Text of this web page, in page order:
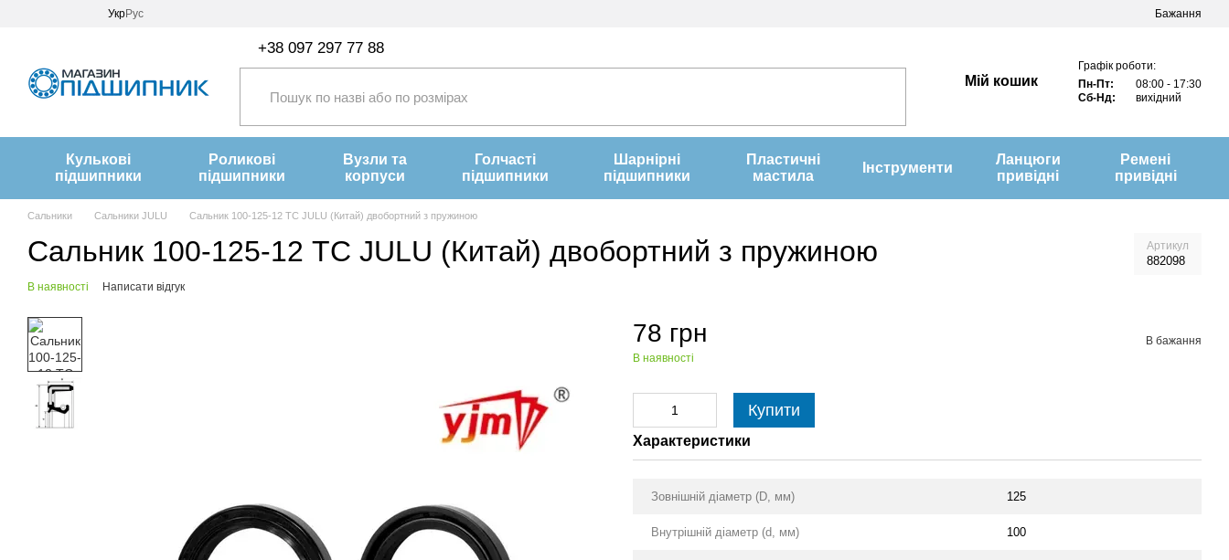
Перейти до основного контенту
УкрРус Бажання
+38 097 297 77 88
Мій кошик
Графік роботи:
Пн-Пт:
08:00 - 17:30
Сб-Нд:
вихідний
Кулькові
підшипники
Роликові
підшипники
Вузли та
корпуси
Голчасті
підшипники
Шарнірні
підшипники
Пластичні
мастила
Інструменти
Ланцюги
привідні
Ремені
привідні
Сальники Сальники JULU Сальник 100-125-12 TC JULU (Китай) двобортний з пружиною
Сальник 100-125-12 TC JULU (Китай) двобортний з пружиною Артикул
882098
В наявності Написати відгук
78 грн
В наявності
В бажання
Купити
Характеристики
Зовнішній діаметр (D, мм) 125
Внутрішній діаметр (d, мм) 100